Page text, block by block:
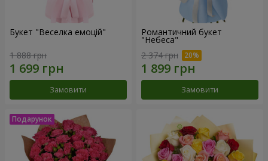
Букет "Веселка емоцій"
1 888 грн
Замовити
Романтичний букет
"Небеса"
2 374 грн
Замовити